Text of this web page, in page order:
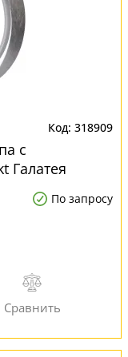
318909
с
Галатея
По запросу